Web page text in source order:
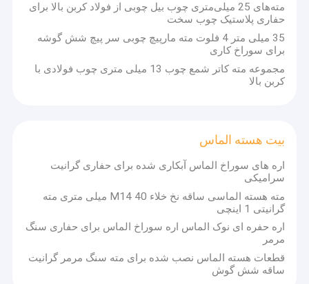
مته‌های 25 میلی‌متری چوب بیل چوبی از فولاد کربن بالا برای
حفاری پلاستیک چوب سخت
35 میلی متر 4 فلوت مته مارپیچ چوبی سر پیچ شش گوشه
برای سوراخ کاری
مجموعه مته کاتر شمع چوب 13 میلی متری چوب فولادی با
کربن بالا
بیت هسته الماس
اره های سوراخ الماس آبکاری شده برای حفاری گرانیت
سرامیکی
مته هسته الماسی ساقه نخ خلاء M14 40 میلی متری مته
گرانیتی 1 اینچی
اره حفره ای نوک الماس اره سوراخ الماس برای حفاری سنگ
مرمر
قطعات هسته الماس نصب شده برای مته سنگ مرمر گرانیت
ساقه شش گوش